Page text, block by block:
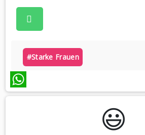
#starke Frauen
WhatsApp
😃️